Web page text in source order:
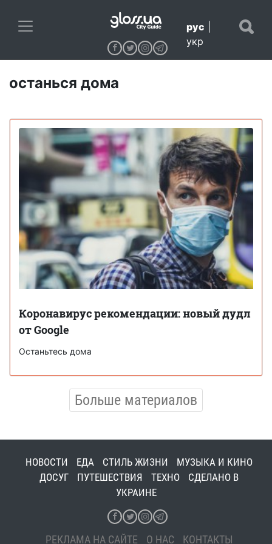
рус
укр
останься дома
Коронавирус рекомендации: новый дудл
от Google
Останьтесь дома
Больше материалов
НОВОСТИ ЕДА СТИЛЬ ЖИЗНИ
МУЗЫКА И КИНО
ДОСУГ
ПУТЕШЕСТВИЯ ТЕХНО
СДЕЛАНО В
УКРАИНЕ
РЕКЛАМА НА САЙТЕ О НАС КОНТАКТЫ